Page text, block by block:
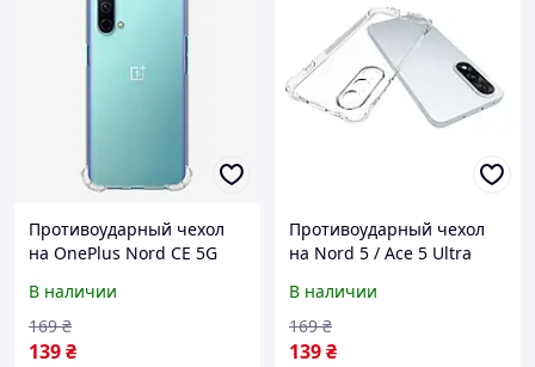
Противоударный чехол
на OnePlus Nord CE 5G
В наличии
139₴
169 ₴
Противоударный чехол
на Nord 5 / Ace 5 Ultra
В наличии
139₴
169 ₴